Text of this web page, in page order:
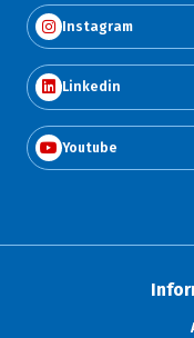
Instagram
Linkedin
Youtube